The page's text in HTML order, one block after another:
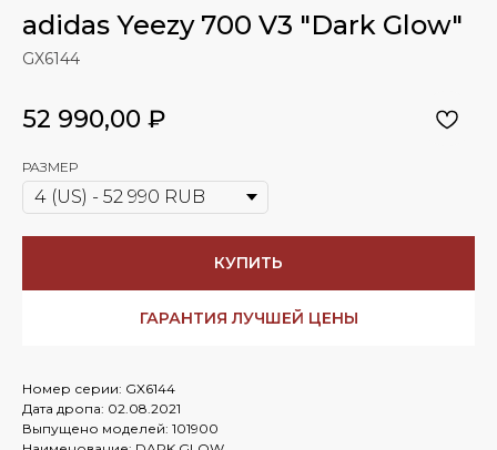
adidas Yeezy 700 V3 "Dark Glow"
GX6144
52 990,00 ₽
РАЗМЕР
КУПИТЬ
ГАРАНТИЯ ЛУЧШЕЙ ЦЕНЫ
Номер серии: GX6144
Дата дропа: 02.08.2021
Выпущено моделей: 101900